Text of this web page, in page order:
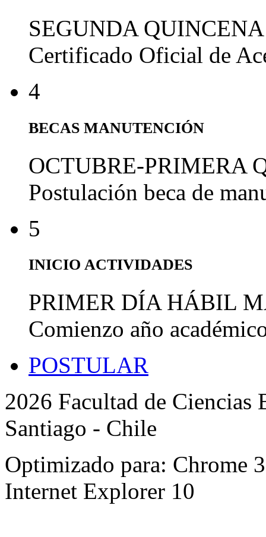
SEGUNDA
Certificado Oficial de
4
BECAS MANUTENCIÓN
OCTUBRE-PRIMERA
Postulación beca de
5
INICIO ACTIVIDADES
PRIMER DÍA HÁBIL
Comienzo año
POSTULAR
2026 Facultad de
Santiago - Chile
Optimizado para: Chrome
Internet Explorer 10